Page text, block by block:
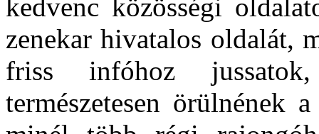
kedvenc közösségi
zenekar hivatalos oldalát,
friss infóhoz
természetesen